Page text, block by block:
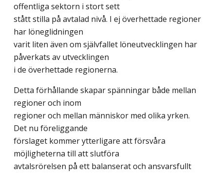
offentliga sektorn i stort sett
stått stilla på avtalad nivå. I ej överhettade regioner
har löneglidningen
varit liten även om självfallet löneutvecklingen har
påverkats av utvecklingen
i de överhettade regionerna.
Detta förhållande skapar spänningar både mellan
regioner och inom
regioner och mellan människor med olika yrken.
Det nu föreliggande
förslaget kommer ytterligare att försvåra
möjligheterna till att slutföra
avtalsrörelsen på ett balanserat och ansvarsfullt